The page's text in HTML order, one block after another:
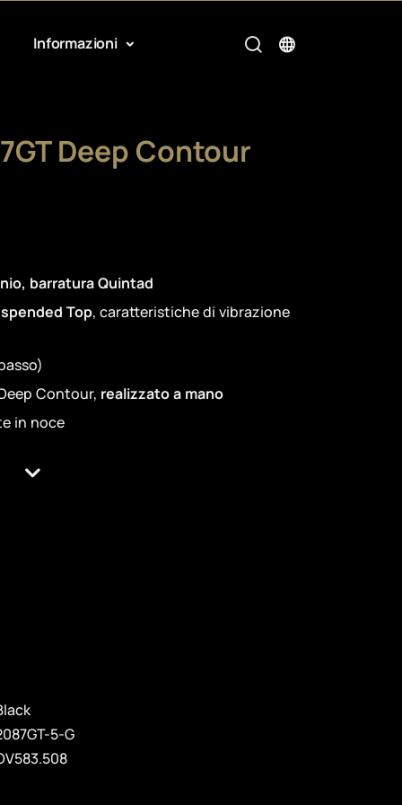
Informazioni
Deep Contour
barratura Quintad
Top, caratteristiche di vibrazione
Contour, realizzato a mano
in noce
5-G